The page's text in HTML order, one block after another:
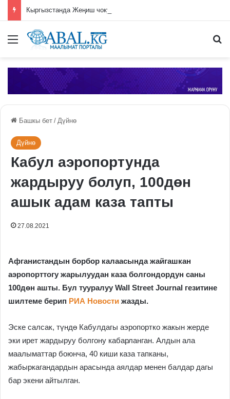
Меню
Башкы бет / Дүйнө
Дүйнө
Кабул аэропортунда
жардыруу болуп, 100дөн
ашык адам каза тапты
27.08.2021
Афганистандын борбор калаасында жайгашкан
аэропорттогу жарылуудан каза болгондордун саны
100дөн ашты. Бул тууралуу Wall Street Journal гезитине
шилтеме берип РИА Новости жазды.
Эске салсак, түндө Кабулдагы аэропортко жакын жерде
эки ирет жардыруу болгону кабарланган. Алдын ала
маалыматтар боюнча, 40 киши каза тапканы,
жабыркагандардын арасында аялдар менен балдар дагы
бар экени айтылган.